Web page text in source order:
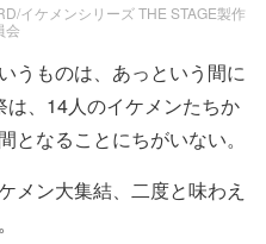
イケメンシリーズ THE STAGE製作
会
うものは、あっという間に
、14人のイケメンたちか
となることにちがいない。
メン大集結、二度と味わえ